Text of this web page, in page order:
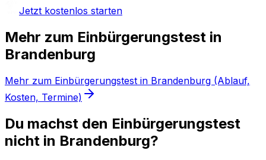
Jetzt kostenlos starten
Mehr zum Einbürgerungstest in
Brandenburg
Mehr zum Einbürgerungstest in Brandenburg (Ablauf,
Kosten, Termine)
Du machst den Einbürgerungstest
nicht in Brandenburg?